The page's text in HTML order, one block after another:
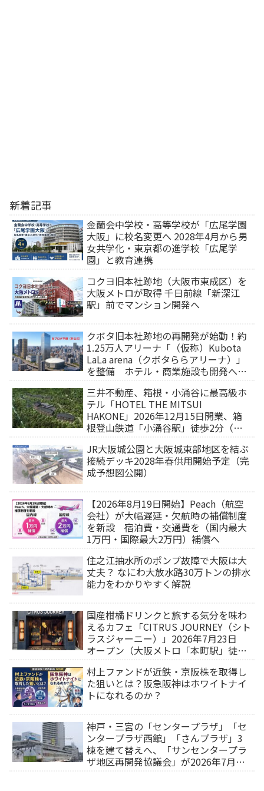
新着記事
金蘭会中学校・高等学校が「広尾学園
大阪」に校名変更へ 2028年4月から男
女共学化・東京都の進学校「広尾学
園」と教育連携
コクヨ旧本社跡地（大阪市東成区）を
大阪メトロが取得 千日前線「新深江
駅」前でマンション開発へ
クボタ旧本社跡地の再開発が始動！約
1.25万人アリーナ「（仮称）Kubota
LaLa arena（クボタららアリーナ）」
を整備 ホテル・商業施設も開発へ
三井不動産、箱根・小涌谷に最高級ホ
テル「HOTEL THE MITSUI
HAKONE」2026年12月15日開業、箱
根登山鉄道「小涌谷駅」徒歩2分（旅
JR大阪城公園と大阪城東部地区を結ぶ
接続デッキ2028年春供用開始予定（完
成予想図公開）
【2026年8月19日開始】Peach（航空
会社）が大幅遅延・欠航時の補償制度
を新設 宿泊費・交通費を（国内最大
1万円・国際最大2万円）補償へ
住之江抽水所のポンプ故障で大阪は大
丈夫？ なにわ大放水路30万トンの排水
能力をわかりやすく解説
国産柑橘ドリンクと旅する気分を味わ
えるカフェ「CITRUS JOURNEY（シト
ラスジャーニー）」2026年7月23日
オープン（大阪メトロ「本町駅」徒歩
村上ファンドが近鉄・京阪株を取得し
た狙いとは？阪急阪神はホワイトナイ
トになれるのか？
神戸・三宮の「センタープラザ」「セ
ンタープラザ西館」「さんプラザ」3
棟を建て替えへ、「サンセンタープラ
ザ地区再開発協議会」が2026年7月発